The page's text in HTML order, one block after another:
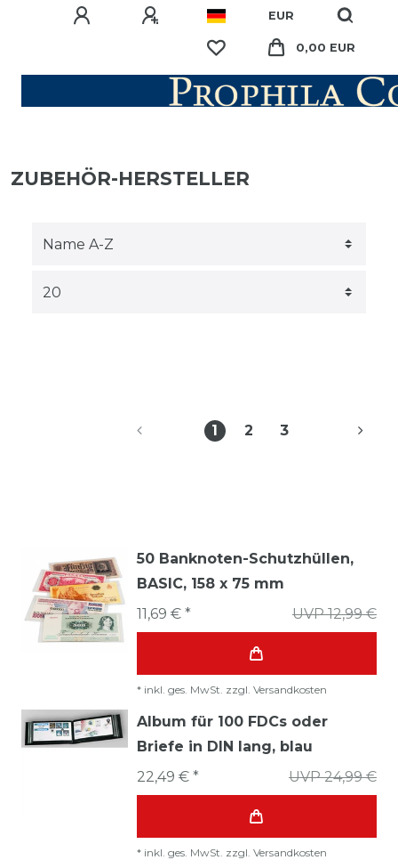
EUR
0,00 EUR
ZUBEHÖR-HERSTELLER
1 2 3
50 Banknoten-Schutzhüllen,
BASIC, 158 x 75 mm
UVP 12,99 €
11,69 € *
* inkl. ges. MwSt. zzgl. Versandkosten
Album für 100 FDCs oder
Briefe in DIN lang, blau
UVP 24,99 €
22,49 € *
* inkl. ges. MwSt. zzgl. Versandkosten